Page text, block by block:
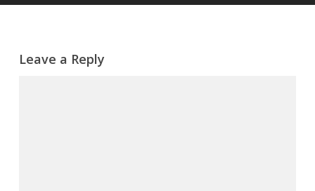
Leave a Reply